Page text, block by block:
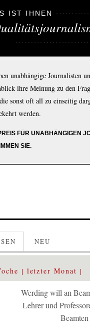
IST IHNEN
unabhängige Journalisten
ihre Meinung zu den
sonst oft all zu einseitig
werden.
FÜR UNABHÄNGIGEN
SIE.
NEU
letzter Monat
Werding will an
Lehrer und
Beamten